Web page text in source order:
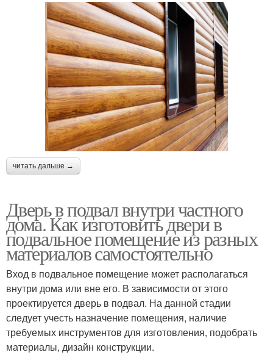
читать дальше →
Дверь в подвал внутри частного
дома. Как изготовить двери в
подвальное помещение из разных
материалов самостоятельно
Вход в подвальное помещение может располагаться
внутри дома или вне его. В зависимости от этого
проектируется дверь в подвал. На данной стадии
следует учесть назначение помещения, наличие
требуемых инструментов для изготовления, подобрать
материалы, дизайн конструкции.